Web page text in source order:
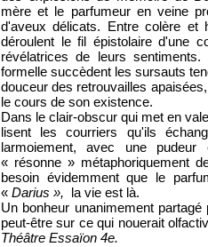
mère et le parfumeur en veine
d'aveux délicats. Entre colère et
déroulent le fil épistolaire d'une
révélatrices de leurs
formelle succèdent les sursauts
douceur des retrouvailles
le cours de son existence.
Dans le clair-obscur qui met en
lisent les courriers qu'ils
larmoiement, avec une
« résonne » métaphoriquement
besoin évidemment que le
« Darius », la vie est là.
Un bonheur unanimement
peut-être sur ce qui nouerait
Théâtre Essaïon 4e.